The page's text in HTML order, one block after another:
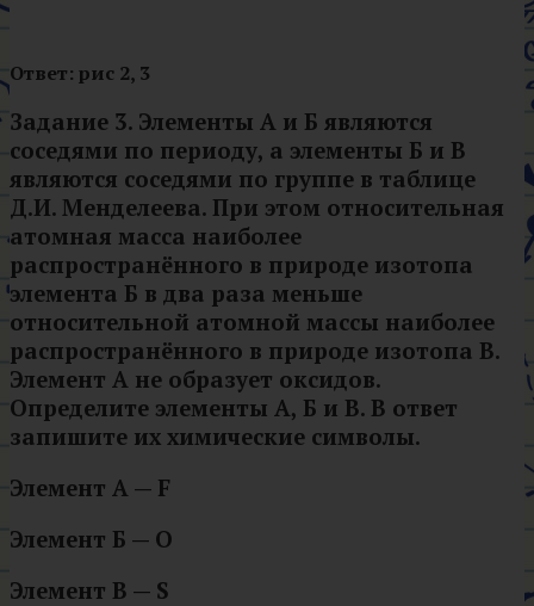
Ответ: рис 2, 3
Задание 3. Элементы A и Б являются
соседями по периоду, а элементы Б и В
являются соседями по группе в таблице
Д.И. Менделеева. При этом относительная
атомная масса наиболее
распространённого в природе изотопа
элемента Б в два раза меньше
относительной атомной массы наиболее
распространённого в природе изотопа В.
Элемент А не образует оксидов.
Определите элементы А, Б и В. В ответ
запишите их химические символы.
Элемент А — F
Элемент Б — O
Элемент В — S